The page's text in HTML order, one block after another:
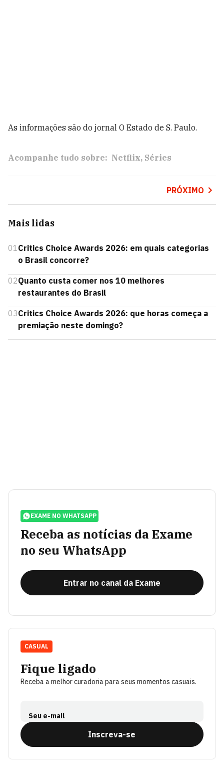
As informações são do jornal O Estado de S. Paulo.
Acompanhe tudo sobre: Netflix Séries
PRÓXIMO
Mais lidas
01Critics Choice Awards 2026: em quais categorias
o Brasil concorre?
02Quanto custa comer nos 10 melhores
restaurantes do Brasil
03Critics Choice Awards 2026: que horas começa a
premiação neste domingo?
EXAME NO WHATSAPP
Receba as notícias da Exame
no seu WhatsApp
Entrar no canal da Exame
Fique ligado
Receba a melhor curadoria para seus momentos casuais.
Seu e-mail
Inscreva-se
CASUAL